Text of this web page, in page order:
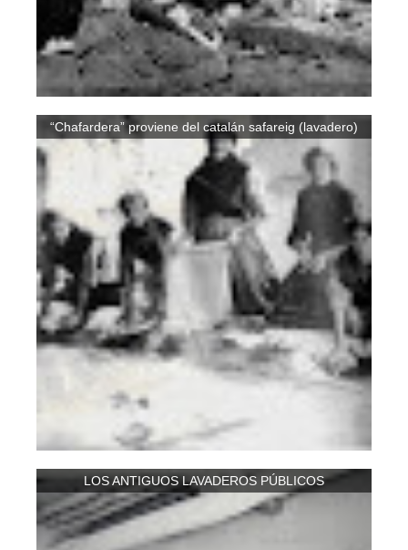
“Chafardera” proviene del catalán safareig (lavadero)
LOS ANTIGUOS LAVADEROS PÚBLICOS